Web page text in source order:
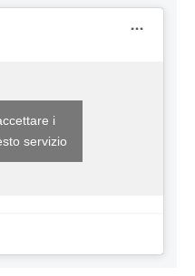
i
servizio